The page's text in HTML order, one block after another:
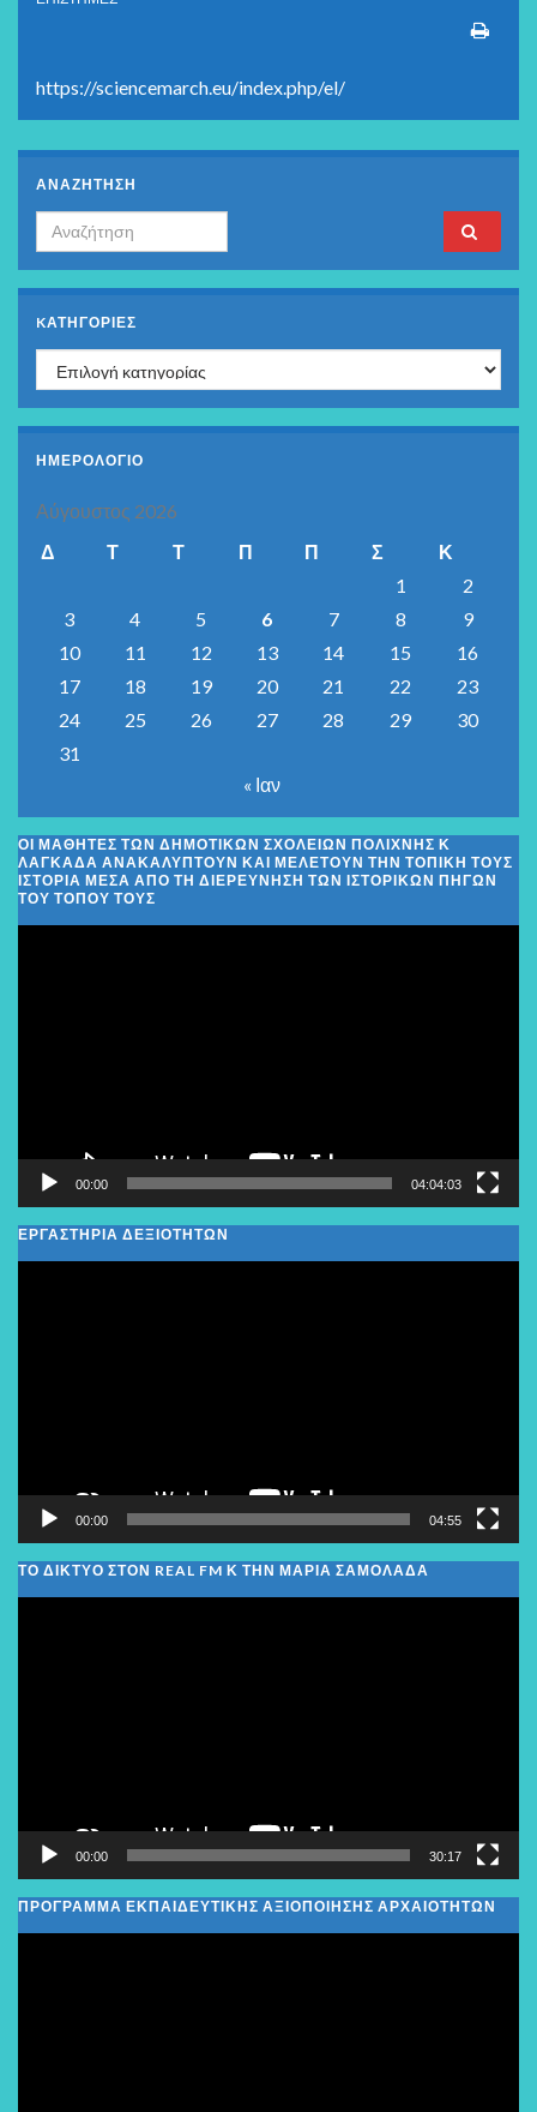
https://sciencemarch.eu/index.php/el/
ΑΝΑΖΗΤΗΣΗ
Search for:
KΑΤΗΓΟΡΊΕΣ
Kατηγορίες
ΗΜΕΡΟΛΟΓΙΟ
Αύγουστος 2026
Δ
Τ Τ Π Π Σ
Κ
1
2
3
4 5 6 7 8
9
10
11 12 13 14 15
16
17
18 19 20 21 22
23
24
25 26 27 28 29
30
31
« Ιαν
ΟΙ ΜΑΘΗΤΈΣ ΤΩΝ ΔΗΜΟΤΙΚΏΝ ΣΧΟΛΕΊΩΝ ΠΟΛΊΧΝΗΣ Κ
ΛΑΓΚΑΔΆ ΑΝΑΚΑΛΎΠΤΟΥΝ ΚΑΙ ΜΕΛΕΤΟΎΝ ΤΗΝ ΤΟΠΙΚΉ ΤΟΥΣ
ΙΣΤΟΡΊΑ ΜΈΣΑ ΑΠΌ ΤΗ ΔΙΕΡΕΎΝΗΣΗ ΤΩΝ ΙΣΤΟΡΙΚΏΝ ΠΗΓΏΝ
ΤΟΥ ΤΌΠΟΥ ΤΟΥΣ
00:00 04:04:03
ΕΡΓΑΣΤΗΡΙΑ ΔΕΞΙΟΤΗΤΩΝ
00:00 04:55
ΤΟ ΔΙΚΤΥΟ ΣΤΟΝ REAL FM Κ ΤΗΝ ΜΑΡΙΑ ΣΑΜΟΛΑΔΑ
00:00 30:17
ΠΡΟΓΡΑΜΜΑ ΕΚΠΑΙΔΕΥΤΙΚΗΣ ΑΞΙΟΠΟΙΗΣΗΣ ΑΡΧΑΙΟΤΗΤΩΝ